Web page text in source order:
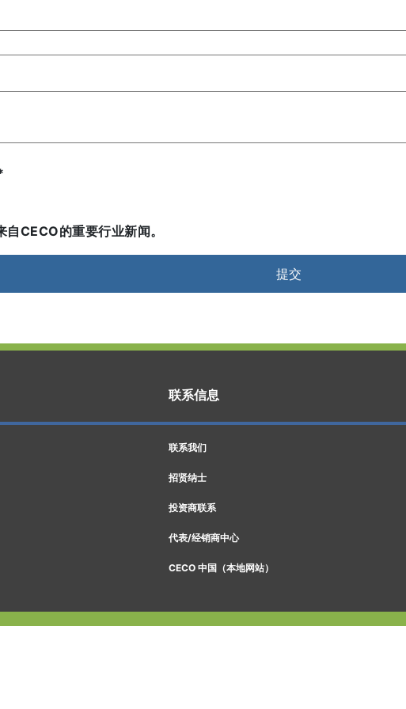
自CECO的重要行业新闻。
提交
联系信息
联系我们
招贤纳士
投资商联系
代表/经销商中心
CECO 中国（本地网站）